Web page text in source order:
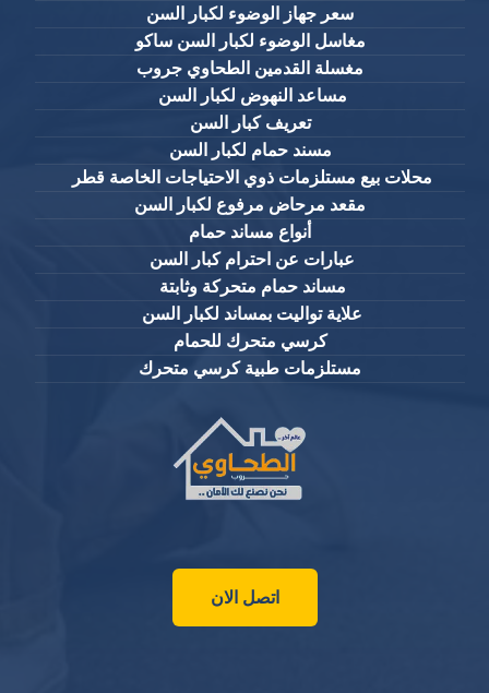
سعر جهاز الوضوء لكبار السن
مغاسل الوضوء لكبار السن ساكو
مغسلة القدمين الطحاوي جروب
مساعد النهوض لكبار السن
تعريف كبار السن
مسند حمام لكبار السن
محلات بيع مستلزمات ذوي الاحتياجات الخاصة قطر
مقعد مرحاض مرفوع لكبار السن
أنواع مساند حمام
عبارات عن احترام كبار السن
مساند حمام متحركة وثابتة
علاية تواليت بمساند لكبار السن
كرسي متحرك للحمام
مستلزمات طبية كرسي متحرك
اتصل الان